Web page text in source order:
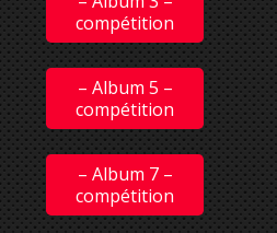
compétition
– Album 5 –
compétition
– Album 7 –
compétition